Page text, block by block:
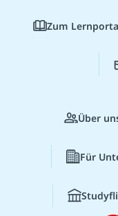
Zum
Über
Für